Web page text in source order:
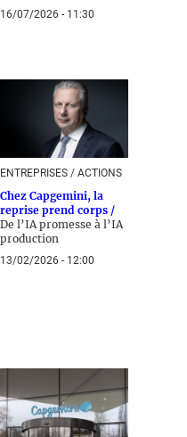
16/07/2026 - 11:30
ENTREPRISES / ACTIONS
Chez Capgemini, la
reprise prend corps /
De l’IA promesse à l’IA
production
13/02/2026 - 12:00